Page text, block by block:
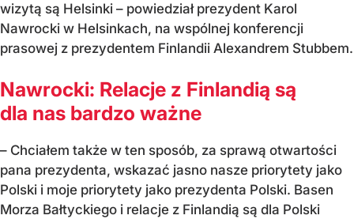
wizytą są Helsinki – powiedział prezydent Karol
Nawrocki w Helsinkach, na wspólnej konferencji
prasowej z prezydentem Finlandii Alexandrem Stubbem.
Nawrocki: Relacje z Finlandią są
dla nas bardzo ważne
– Chciałem także w ten sposób, za sprawą otwartości
pana prezydenta, wskazać jasno nasze priorytety jako
Polski i moje priorytety jako prezydenta Polski. Basen
Morza Bałtyckiego i relacje z Finlandią są dla Polski